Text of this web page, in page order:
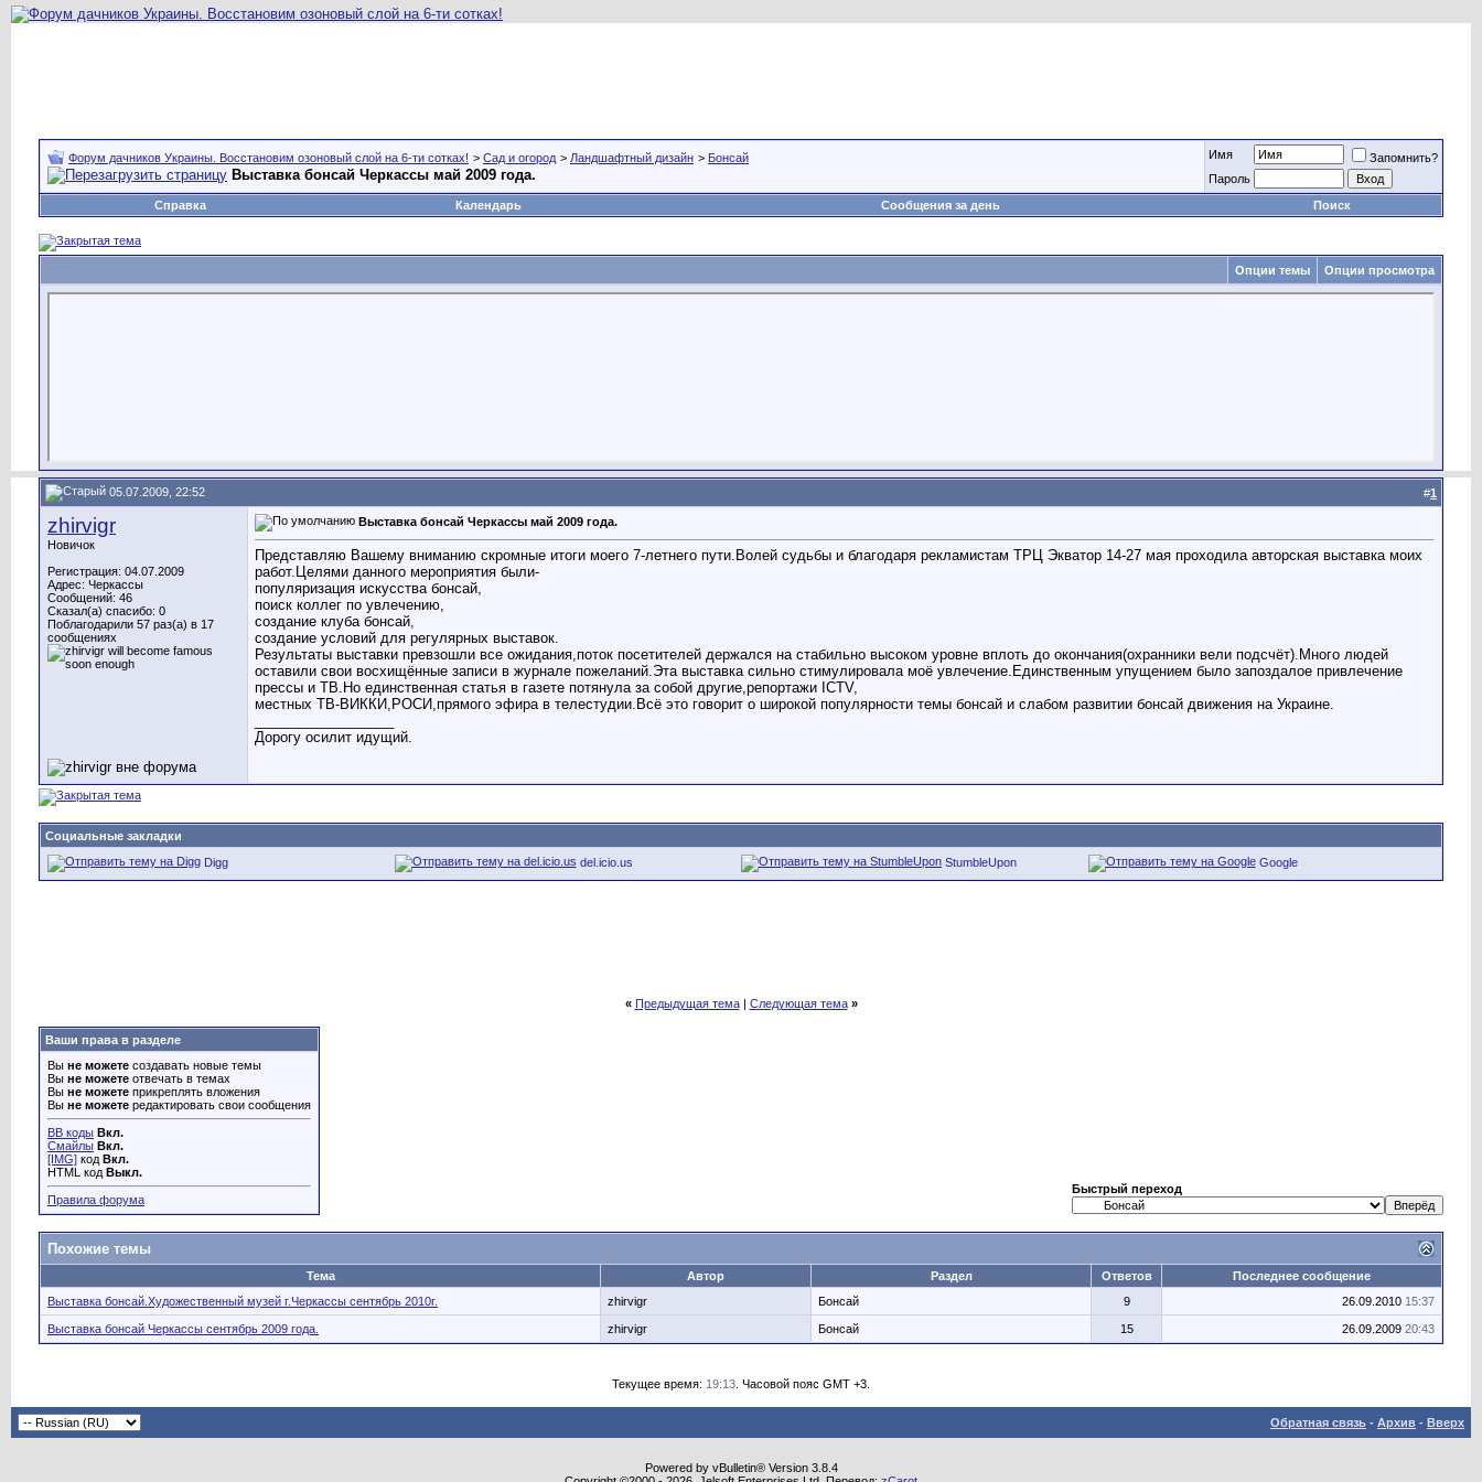
Форум дачников Украины. Восстановим озоновый слой на 6-ти сотках! > Сад и огород > Ландшафтный дизайн > Бонсай
Выставка бонсай Черкассы май 2009 года.
Имя
Запомнить?
Пароль
Справка
Календарь Сообщения за день Поиск
Опции темы Опции просмотра
05.07.2009, 22:52 #1
zhirvigr
Новичок
Регистрация: 04.07.2009
Адрес: Черкассы
Сообщений: 46
Сказал(а) спасибо: 0
Поблагодарили 57 раз(а) в 17
сообщениях
Выставка бонсай Черкассы май 2009 года.
Представляю Вашему вниманию скромные итоги моего 7-летнего пути.Волей судьбы и благодаря рекламистам ТРЦ Экватор 14-27 мая проходила авторская выставка моих
работ.Целями данного мероприятия были-
популяризация искусства бонсай,
поиск коллег по увлечению,
создание клуба бонсай,
создание условий для регулярных выставок.
Результаты выставки превзошли все ожидания,поток посетителей держался на стабильно высоком уровне вплоть до окончания(охранники вели подсчёт).Много людей
оставили свои восхищённые записи в журнале пожеланий.Эта выставка сильно стимулировала моё увлечение.Единственным упущением было запоздалое привлечение
прессы и ТВ.Но единственная статья в газете потянула за собой другие,репортажи ICTV,
местных ТВ-ВИККИ,РОСИ,прямого эфира в телестудии.Всё это говорит о широкой популярности темы бонсай и слабом развитии бонсай движения на Украине.
Дорогу осилит идущий.
Социальные закладки
Digg
del.icio.us StumbleUpon Google
« Предыдущая тема| Следующая тема »
Ваши права в разделе
Вы не можете создавать новые темы
Вы не можете отвечать в темах
Вы не можете прикреплять вложения
Вы не можете редактировать свои сообщения
BB коды Вкл.
Смайлы Вкл.
[IMG] код Вкл.
HTML код Выкл.
Правила форума
Быстрый переход
Похожие темы
Тема Автор Раздел Ответов
Последнее сообщение
Выставка бонсай.Художественный музей г.Черкассы сентябрь 2010г.
zhirvigr Бонсай 9 26.09.2010 15:37
Выставка бонсай Черкассы сентябрь 2009 года. zhirvigr Бонсай 15 26.09.2009 20:43
Текущее время: 19:13 . Часовой пояс GMT +3.
Обратная связь - Архив - Вверх
Powered by vBulletin® Version 3.8.4